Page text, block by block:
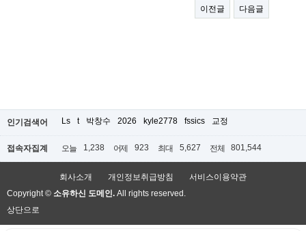
이전글 다음글
인기검색어 Ls t 박창수 2026 kyle2778 fssics 교정
접속자집계 오늘 1,238 어제 923 최대 5,627 전체 801,544
회사소개 개인정보취급방침
서비스이용약관
Copyright © 소유하신 도메인. All rights reserved.
상단으로